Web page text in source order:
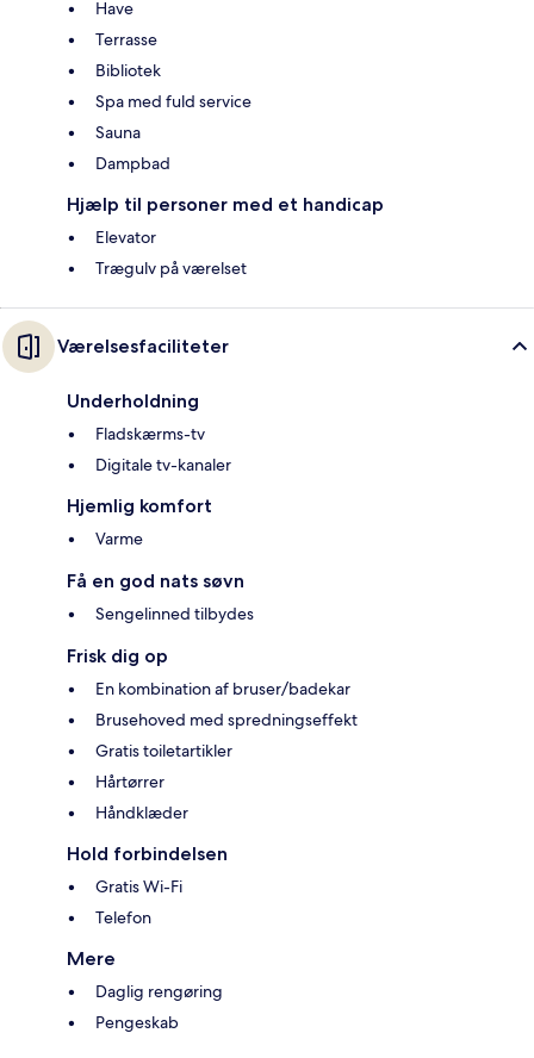
Have
Terrasse
Bibliotek
Spa med fuld service
Sauna
Dampbad
Hjælp til personer med et handicap
Elevator
Trægulv på værelset
Værelsesfaciliteter
Underholdning
Fladskærms-tv
Digitale tv-kanaler
Hjemlig komfort
Varme
Få en god nats søvn
Sengelinned tilbydes
Frisk dig op
En kombination af bruser/badekar
Brusehoved med spredningseffekt
Gratis toiletartikler
Hårtørrer
Håndklæder
Hold forbindelsen
Gratis Wi-Fi
Telefon
Mere
Daglig rengøring
Pengeskab